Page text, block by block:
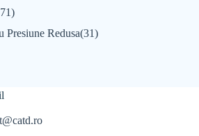
Presiune Redusa(31)